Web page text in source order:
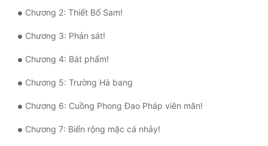
Mưu Mô
Mạt Thế
Chương 2: Thiết Bố Sam!
Chương 3: Phản sát!
Chương 4: Bát phẩm!
Chương 5: Trường Hà bang
Chương 6: Cuồng Phong Đao Pháp viên mãn!
Chương 7: Biển rộng mặc cá nhảy!